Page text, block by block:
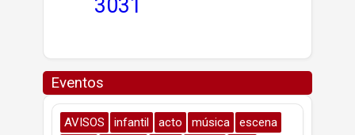
3031
Eventos
AVISOS infantil acto música
escena